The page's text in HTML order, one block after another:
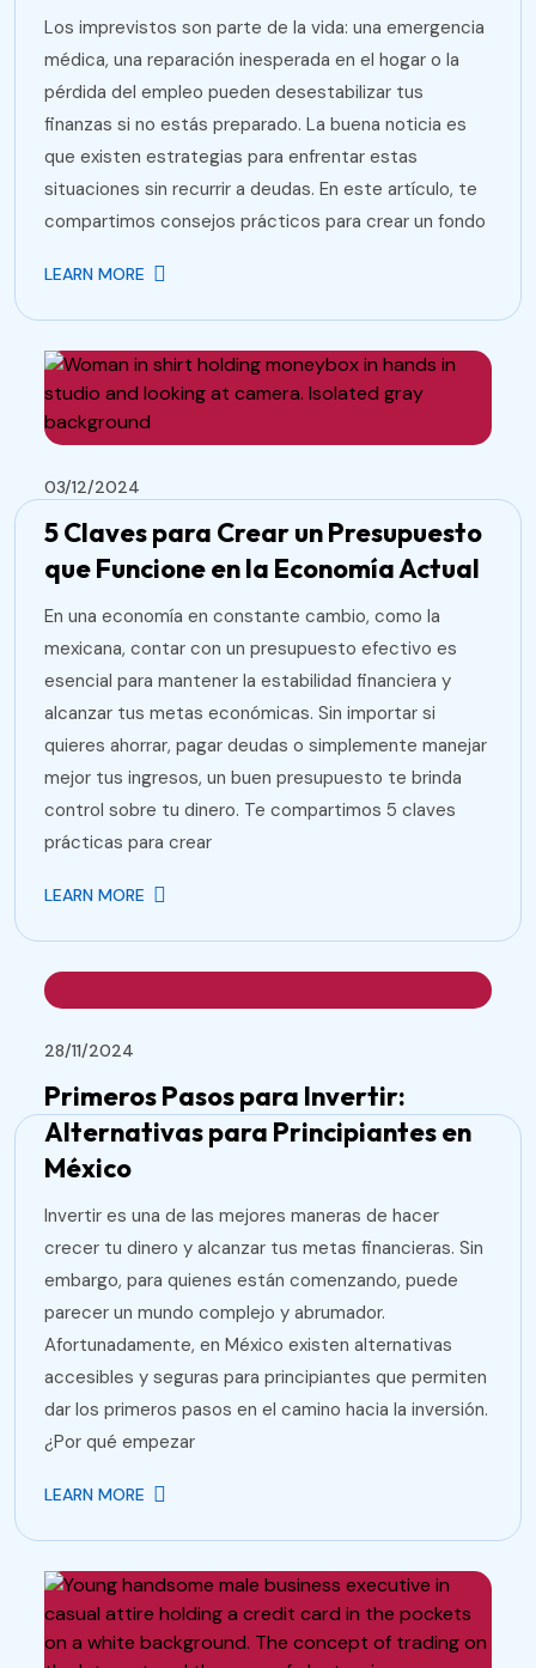
Los imprevistos son parte de la vida: una emergencia
médica, una reparación inesperada en el hogar o la
pérdida del empleo pueden desestabilizar tus
finanzas si no estás preparado. La buena noticia es
que existen estrategias para enfrentar estas
situaciones sin recurrir a deudas. En este artículo, te
compartimos consejos prácticos para crear un fondo
LEARN MORE
03/12/2024
5 Claves para Crear un Presupuesto
que Funcione en la Economía Actual
En una economía en constante cambio, como la
mexicana, contar con un presupuesto efectivo es
esencial para mantener la estabilidad financiera y
alcanzar tus metas económicas. Sin importar si
quieres ahorrar, pagar deudas o simplemente manejar
mejor tus ingresos, un buen presupuesto te brinda
control sobre tu dinero. Te compartimos 5 claves
prácticas para crear
LEARN MORE
28/11/2024
Primeros Pasos para Invertir:
Alternativas para Principiantes en
México
Invertir es una de las mejores maneras de hacer
crecer tu dinero y alcanzar tus metas financieras. Sin
embargo, para quienes están comenzando, puede
parecer un mundo complejo y abrumador.
Afortunadamente, en México existen alternativas
accesibles y seguras para principiantes que permiten
dar los primeros pasos en el camino hacia la inversión.
¿Por qué empezar
LEARN MORE